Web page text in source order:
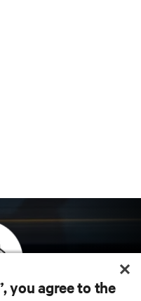
you agree to the